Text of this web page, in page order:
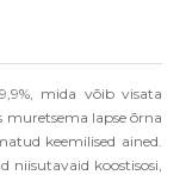
mida võib visata
muretsema lapse õrna
keemilised ained.
niisutavaid koostisosi,